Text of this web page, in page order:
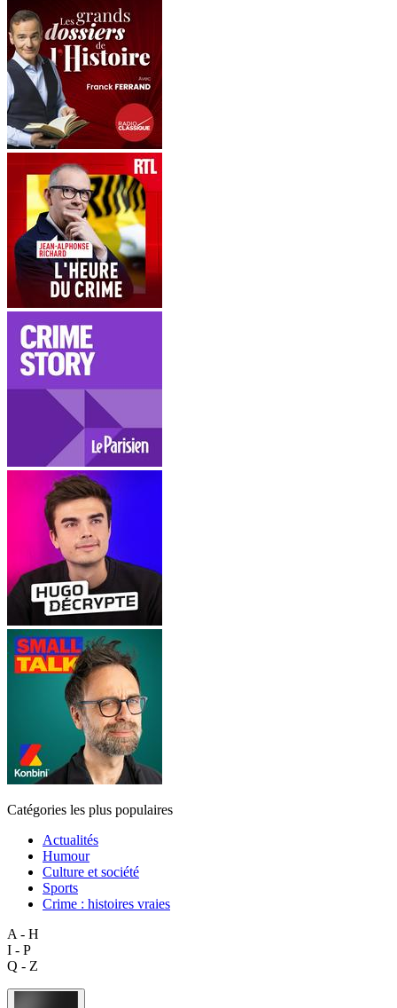
Catégories les plus populaires
Actualités
Humour
Culture et société
Sports
Crime : histoires vraies
A - H
I - P
Q - Z